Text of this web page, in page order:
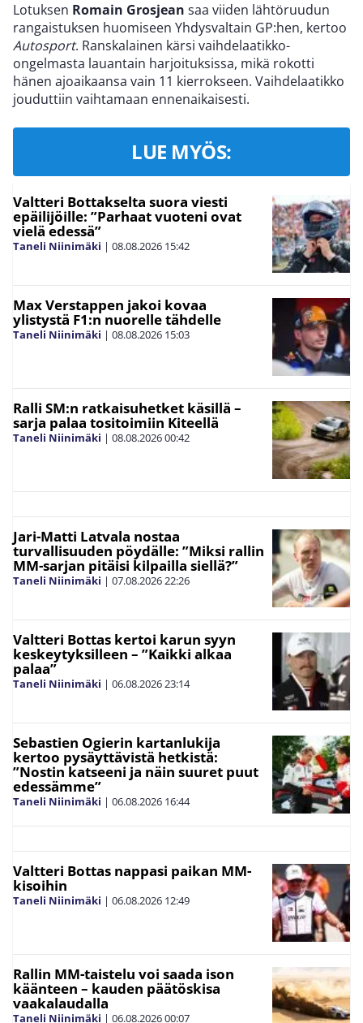
Lotuksen Romain Grosjean saa viiden lähtöruudun
rangaistuksen huomiseen Yhdysvaltain GP:hen, kertoo
Autosport. Ranskalainen kärsi vaihdelaatikko-
ongelmasta lauantain harjoituksissa, mikä rokotti
hänen ajoaikaansa vain 11 kierrokseen. Vaihdelaatikko
jouduttiin vaihtamaan ennenaikaisesti.
LUE MYÖS:
Valtteri Bottakselta suora viesti
epäilijöille: ”Parhaat vuoteni ovat
vielä edessä”
Taneli Niinimäki | 08.08.2026 15:42
Max Verstappen jakoi kovaa
ylistystä F1:n nuorelle tähdelle
Taneli Niinimäki | 08.08.2026 15:03
Ralli SM:n ratkaisuhetket käsillä –
sarja palaa tositoimiin Kiteellä
Taneli Niinimäki | 08.08.202600:42
Jari-Matti Latvala nostaa
turvallisuuden pöydälle: ”Miksi rallin
MM-sarjan pitäisi kilpailla siellä?”
Taneli Niinimäki | 07.08.202622:26
Valtteri Bottas kertoi karun syyn
keskeytyksilleen – ”Kaikki alkaa
palaa”
Taneli Niinimäki | 06.08.202623:14
Sebastien Ogierin kartanlukija
kertoo pysäyttävistä hetkistä:
”Nostin katseeni ja näin suuret puut
edessämme”
Taneli Niinimäki | 06.08.2026 16:44
Valtteri Bottas nappasi paikan MM-
kisoihin
Taneli Niinimäki | 06.08.2026 12:49
Rallin MM-taistelu voi saada ison
käänteen – kauden päätöskisa
vaakalaudalla
Taneli Niinimäki | 06.08.202600:07